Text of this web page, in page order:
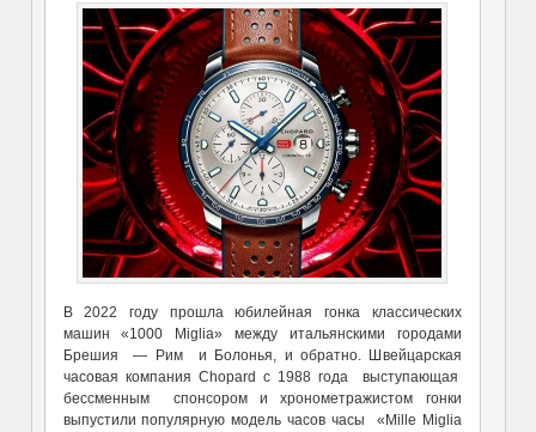
В 2022 году прошла юбилейная гонка классических
машин «1000 Miglia» между итальянскими городами
Брешия — Рим и Болонья, и обратно. Швейцарская
часовая компания Chopard с 1988 года выступающая
бессменным спонсором и хронометражистом гонки
выпустили популярную модель часов часы «Mille Miglia